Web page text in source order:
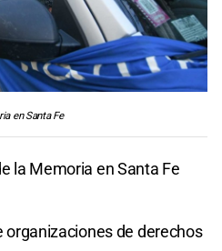
en Santa Fe
la Memoria en Santa Fe
organizaciones de derechos